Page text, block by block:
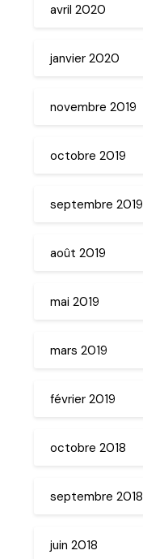
avril 2020
janvier 2020
novembre 2019
octobre 2019
septembre 2019
août 2019
mai 2019
mars 2019
février 2019
octobre 2018
septembre 2018
juin 2018